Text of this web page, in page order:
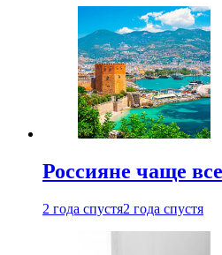
Россияне чаще
2 года спустя2 года спустя